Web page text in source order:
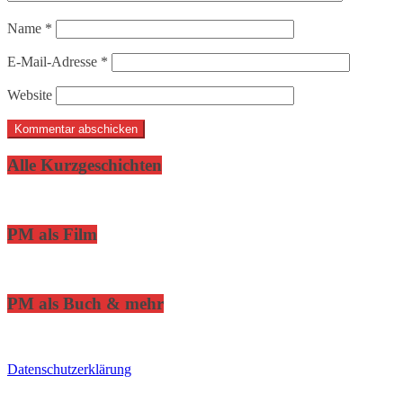
Name *
E-Mail-Adresse *
Website
Alle Kurzgeschichten
PM als Film
PM als Buch & mehr
Datenschutzerklärung